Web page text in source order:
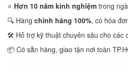
⭐ Hơn 10 năm kinh nghiệm trong
🔍 Hàng chính hãng 100%, có hóa
🛠️ Hỗ trợ kỹ thuật chuyên sâu cho các
📦 Có sẵn hàng, giao tận nơi toàn